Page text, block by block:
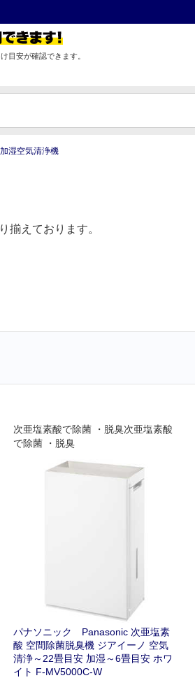
目安が確認できます。
加湿空気清浄機
揃えております。
次亜塩素酸で除菌 ・脱臭次亜塩素酸
で除菌 ・脱臭
パナソニック Panasonic 次亜塩素
酸 空間除菌脱臭機 ジアイーノ 空気
清浄～22畳目安 加湿～6畳目安 ホワ
イト F-MV5000C-W